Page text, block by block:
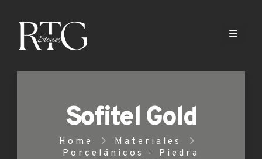
Sofitel Gold
Home
Materiales
Porcelánicos - Piedra